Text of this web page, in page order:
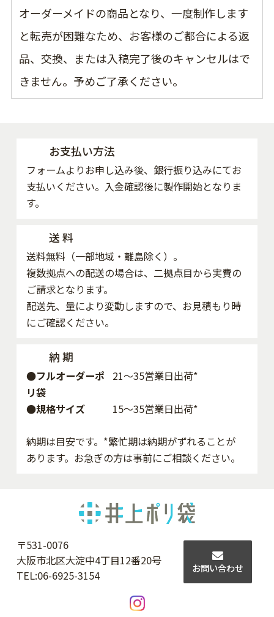
オーダーメイドの商品となり、一度制作します
と転売が困難なため、お客様のご都合による返
品、交換、または入稿完了後のキャンセルはで
きません。予めご了承ください。
お支払い方法
フォームよりお申し込み後、銀行振り込みにてお
支払いください。入金確認後に製作開始となりま
す。
送 料
送料無料（一部地域・離島除く）。
複数拠点への配送の場合は、二拠点目から実費の
ご請求となります。
配送先、量により変動しますので、お見積もり時
にご確認ください。
納 期
●フルオーダーポ
リ袋
21～35営業日出荷*
●規格サイズ 15～35営業日出荷*
納期は目安です。*繁忙期は納期がずれることが
あります。お急ぎの方は事前にご相談ください。
〒531-0076
大阪市北区大淀中4丁目12番20号
TEL:06-6925-3154
お問い合わせ